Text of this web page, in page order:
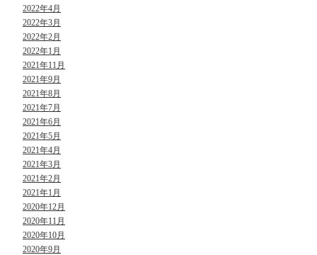
2022年4月
2022年3月
2022年2月
2022年1月
2021年11月
2021年9月
2021年8月
2021年7月
2021年6月
2021年5月
2021年4月
2021年3月
2021年2月
2021年1月
2020年12月
2020年11月
2020年10月
2020年9月